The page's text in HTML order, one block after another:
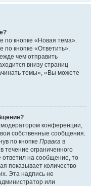
по кнопке «Новая тема».
кнопке «Ответить».
чем отправить
внизу страниц
темы», «Вы можете
конференции,
собственные сообщения.
по кнопке Правка в
течение ограниченного
ответил на сообщение, то
показывает количество
Эта надпись не
или